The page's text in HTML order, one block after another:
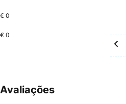
€ 0
€ 0
Avaliações